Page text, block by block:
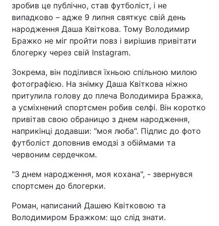
зробив це публічно, став футболіст, і не
випадково – адже 9 липня святкує свій день
народження Даша Квіткова. Тому Володимир
Бражко не міг пройти повз і вирішив привітати
блогерку через свій Instagram.
Зокрема, він поділився їхньою спільною милою
фотографією. На знімку Даша Квіткова ніжно
притулила голову до плеча Володимира Бражка,
а усміхнений спортсмен робив селфі. Він коротко
привітав свою обраницю з днем народження,
наприкінці додавши: "моя люба". Підпис до фото
футболіст доповнив емодзі з обіймами та
червоним сердечком.
"З днем народження, моя кохана", - звернувся
спортсмен до блогерки.
Роман, написаний Дашею Квітковою та
Володимиром Бражком: що слід знати.